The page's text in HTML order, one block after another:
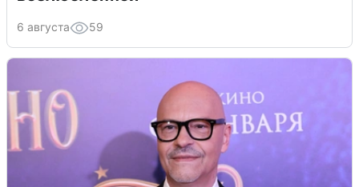
6 августа 59